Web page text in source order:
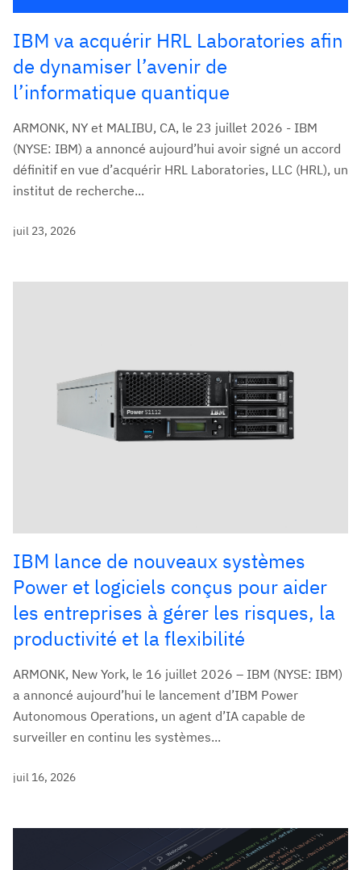
IBM va acquérir HRL Laboratories afin
de dynamiser l’avenir de
l’informatique quantique
ARMONK, NY et MALIBU, CA, le 23 juillet 2026 - IBM
(NYSE: IBM) a annoncé aujourd’hui avoir signé un accord
définitif en vue d’acquérir HRL Laboratories, LLC (HRL), un
institut de recherche...
juil 23, 2026
IBM lance de nouveaux systèmes
Power et logiciels conçus pour aider
les entreprises à gérer les risques, la
productivité et la flexibilité
ARMONK, New York, le 16 juillet 2026 – IBM (NYSE: IBM)
a annoncé aujourd’hui le lancement d’IBM Power
Autonomous Operations, un agent d’IA capable de
surveiller en continu les systèmes...
juil 16, 2026